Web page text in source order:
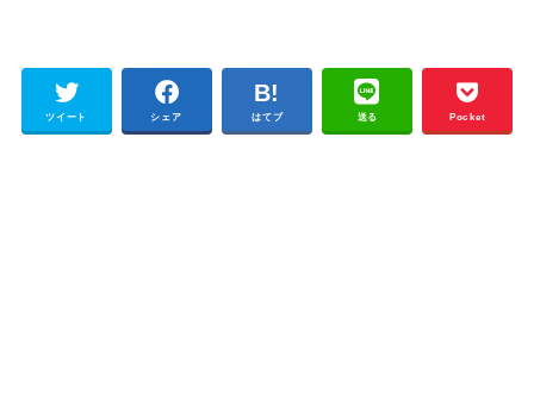
ツイート シェア はてブ 送る Pocket